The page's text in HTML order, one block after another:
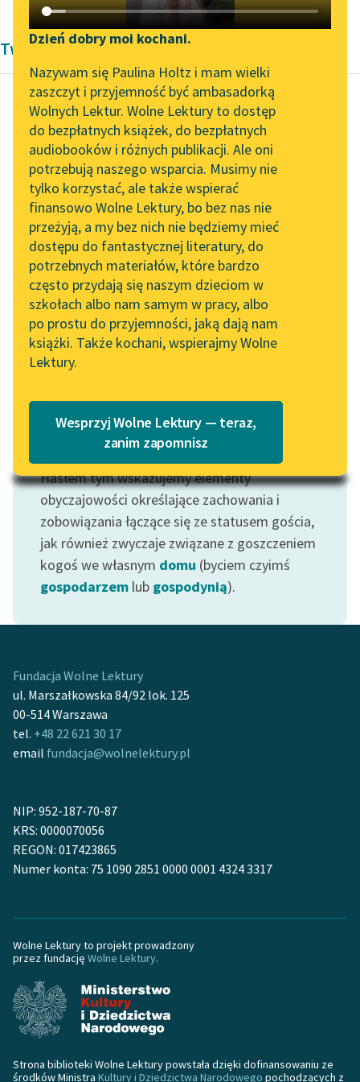
Katalog DAISY
Podkasty o książkach
Zgłoś brak utworu
Aktualności
„Prokurator Alicja Horn”
do słuchania
Byliśmy częścią AI Impact
Lab
Zapraszamy na spotkanie
online z tłumaczkami
literatury skandynawskiej
Spotkanie z Katarzyną
Tunkiel w Oslo
102. lata temu zmarł
Joseph Conrad
Lektury szkolne i klasyka
literatury do słuchania dla
uczennic i uczniów z
niepełnosprawnościami
E-kolekcja lektur
szkolnych i literatury do
słuchania dla uczennic i
uczniów z
skandynawskiej literatury
feministycznej
Ręce pełne poezji
Kolekcje edukacyjne
lektur szkolnych oraz
Starego Testamentu
Odkurzamy bohaterów
Lektur
Narzędzia
Mapa Wolnych Lektur
Leśmianator
Przewodnik dla piszących i
czytających
API
OAI-PMH
Widget Wolnych Lektur
Przypisy
Katalog w formacie PDF
O nas
Kontakt
O projekcie
Zespół
Dzień dobry moi kochani.
Nazywam się Paulina Holtz i mam wielki
zaszczyt i przyjemność być ambasadorką
Wolnych Lektur. Wolne Lektury to dostęp
do bezpłatnych książek, do bezpłatnych
audiobooków i różnych publikacji. Ale oni
potrzebują naszego wsparcia. Musimy nie
tylko korzystać, ale także wspierać
finansowo Wolne Lektury, bo bez nas nie
przeżyją, a my bez nich nie będziemy mieć
dostępu do fantastycznej literatury, do
potrzebnych materiałów, które bardzo
często przydają się naszym dzieciom w
szkołach albo nam samym w pracy, albo
po prostu do przyjemności, jaką dają nam
książki. Także kochani, wspierajmy Wolne
Lektury.
Wesprzyj Wolne Lektury — teraz,
zanim zapomnisz
Twórczość Kornela Makuszyńskiego
Kornel Makuszyński
Perły i wieprze
Przyprowadził
Chrząszcz jakiegoś
jegomościa, który
wcale nie wyglądał tak,
jakby musiał spać po
ogrodowych ławkach...
Czytaj więcej
Motyw: Gość
Hasłem tym wskazujemy elementy
obyczajowości określające zachowania i
zobowiązania łączące się ze statusem gościa,
jak również zwyczaje związane z goszczeniem
kogoś we własnym domu (byciem czyimś
gospodarzem lub gospodynią).
Fundacja Wolne Lektury
ul. Marszałkowska 84/92 lok. 125
00-514 Warszawa
tel. +48 22 621 30 17
email fundacja@wolnelektury.pl
NIP: 952-187-70-87
KRS: 0000070056
REGON: 017423865
Numer konta: 75 1090 2851 0000 0001 4324 3317
Wolne Lektury to projekt prowadzony
przez fundację Wolne Lektury.
Strona biblioteki Wolne Lektury powstała dzięki dofinansowaniu ze
środków Ministra Kultury i Dziedzictwa Narodowego pochodzących z